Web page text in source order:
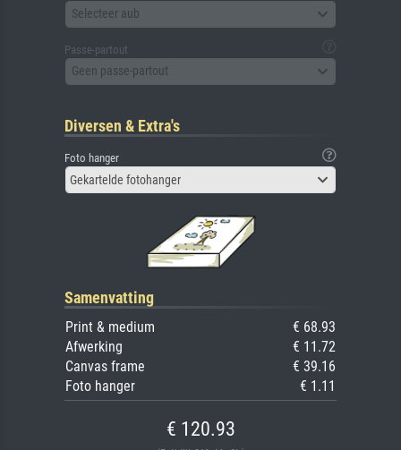
Selecteer aub
Passe-partout
Geen passe-partout
Diversen & Extra's
Foto hanger
Gekartelde fotohanger
Samenvatting
Print & medium
€ 68.93
Afwerking
€ 11.72
Canvas frame
€ 39.16
Foto hanger
€ 1.11
€ 120.93